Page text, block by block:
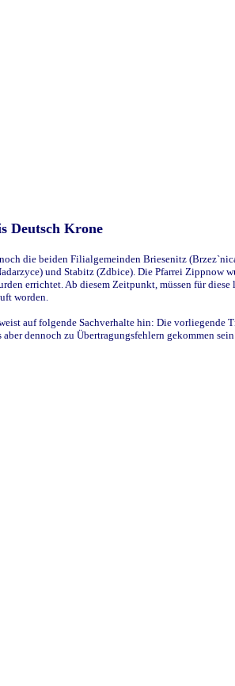
Deutsch Krone
die beiden Filialgemeinden Briesenitz
und Stabitz (Zdbice). Die Pfarrei
errichtet. Ab diesem Zeitpunkt, müssen für
worden.
auf folgende Sachverhalte hin: Die vorliegende
dennoch zu Übertragungsfehlern gekommen